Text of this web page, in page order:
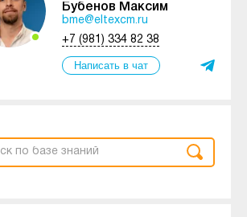
Бубенов Максим
bme@eltexcm.ru
+7 (981) 334 82 38
Написать в чат